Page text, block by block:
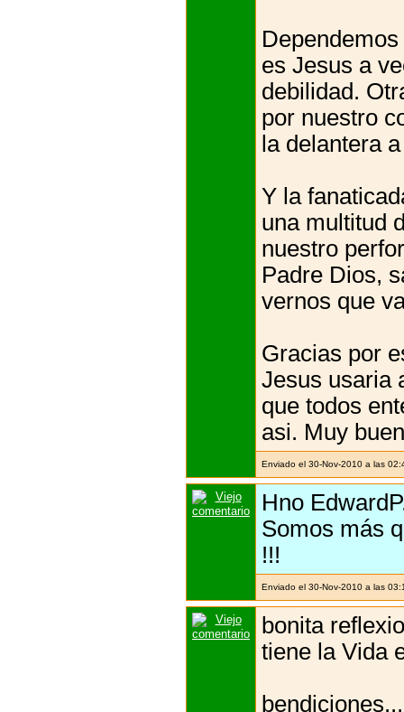
es Jesus a
debilidad.
por nuestro
la delantera
Y la
una multitud
nuestro
Padre Dios,
vernos que
Gracias por
Jesus usaria
que todos
asi. Muy
Enviado el 30-Nov-2010 a las
Hno
Somos más
!!!
Enviado el 30-Nov-2010 a las
bonita
tiene la Vida
bendiciones...